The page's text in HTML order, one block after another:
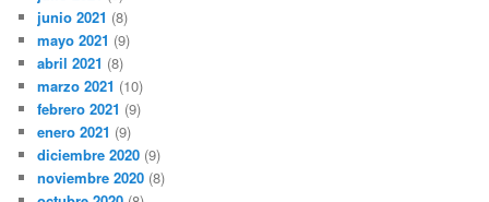
junio 2021 (8)
mayo 2021 (9)
abril 2021 (8)
marzo 2021 (10)
febrero 2021 (9)
enero 2021 (9)
diciembre 2020 (9)
noviembre 2020 (8)